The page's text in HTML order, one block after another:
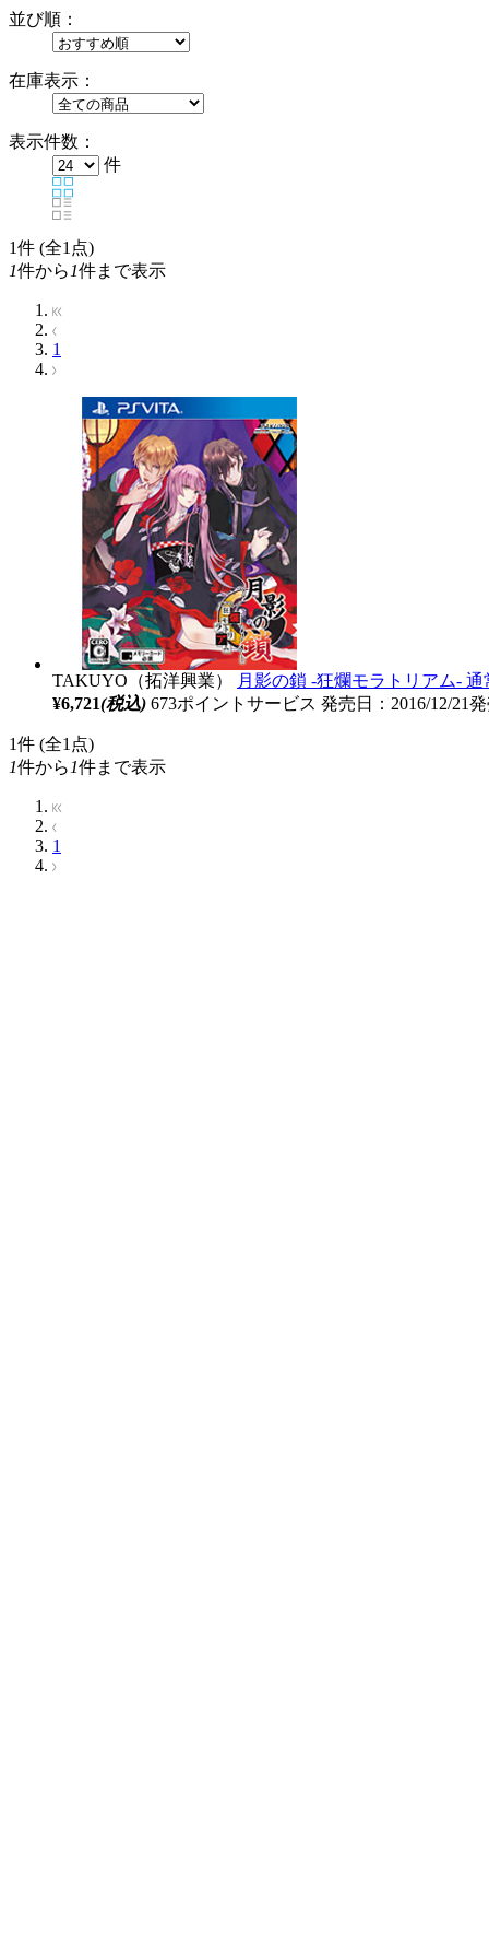
並び順：
在庫表示：
表示件数：
件
1件 (全1点)
1件から 1件まで表示
1
TAKUYO（拓洋興業）
月影の鎖 -狂爛モラトリアム-
¥6,721(税込) 673ポイントサービス 発売日：2016/12/21
1件 (全1点)
1件から 1件まで表示
1